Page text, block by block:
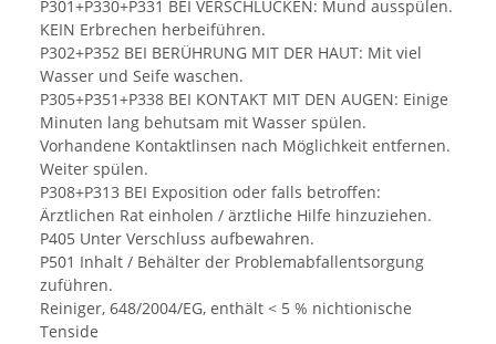
P301+P330+P331 BEI VERSCHLUCKEN: Mund ausspülen.
KEIN Erbrechen herbeiführen.
P302+P352 BEI BERÜHRUNG MIT DER HAUT: Mit viel
Wasser und Seife waschen.
P305+P351+P338 BEI KONTAKT MIT DEN AUGEN: Einige
Minuten lang behutsam mit Wasser spülen.
Vorhandene Kontaktlinsen nach Möglichkeit entfernen.
Weiter spülen.
P308+P313 BEI Exposition oder falls betroffen:
Ärztlichen Rat einholen / ärztliche Hilfe hinzuziehen.
P405 Unter Verschluss aufbewahren.
P501 Inhalt / Behälter der Problemabfallentsorgung
zuführen.
Reiniger, 648/2004/EG, enthält < 5 % nichtionische
Tenside